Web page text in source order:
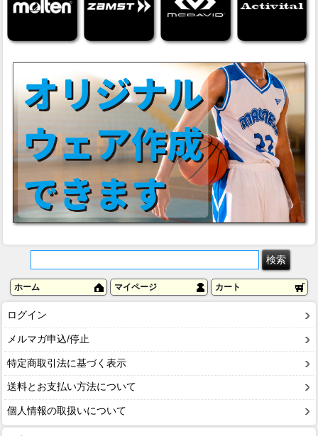
ホーム マイページ カート
ログイン
メルマガ申込/停止
特定商取引法に基づく表示
送料とお支払い方法について
個人情報の取扱いについて